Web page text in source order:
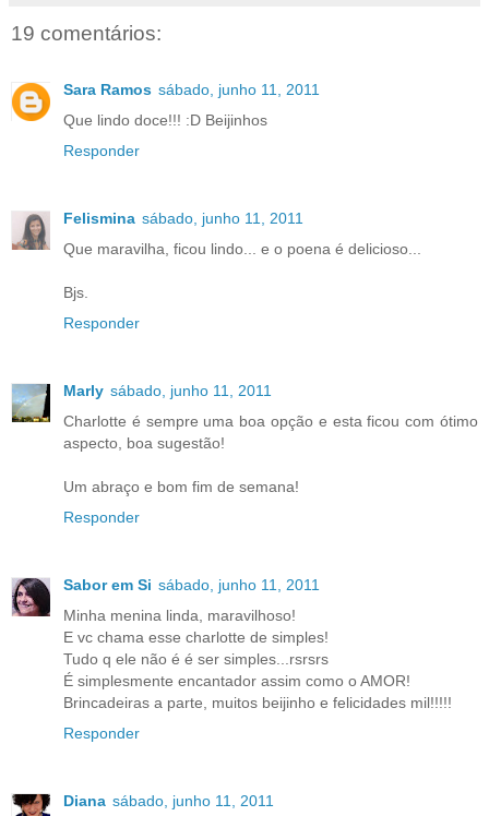
19 comentários:
Sara Ramos sábado, junho 11, 2011
Que lindo doce!!! :D Beijinhos
Responder
Felismina sábado, junho 11, 2011
Que maravilha, ficou lindo... e o poena é delicioso...
Bjs.
Responder
Marly sábado, junho 11, 2011
Charlotte é sempre uma boa opção e esta ficou com ótimo
aspecto, boa sugestão!
Um abraço e bom fim de semana!
Responder
Sabor em Si sábado, junho 11, 2011
Minha menina linda, maravilhoso!
E vc chama esse charlotte de simples!
Tudo q ele não é é ser simples...rsrsrs
É simplesmente encantador assim como o AMOR!
Brincadeiras a parte, muitos beijinho e felicidades mil!!!!!
Responder
Diana sábado, junho 11, 2011